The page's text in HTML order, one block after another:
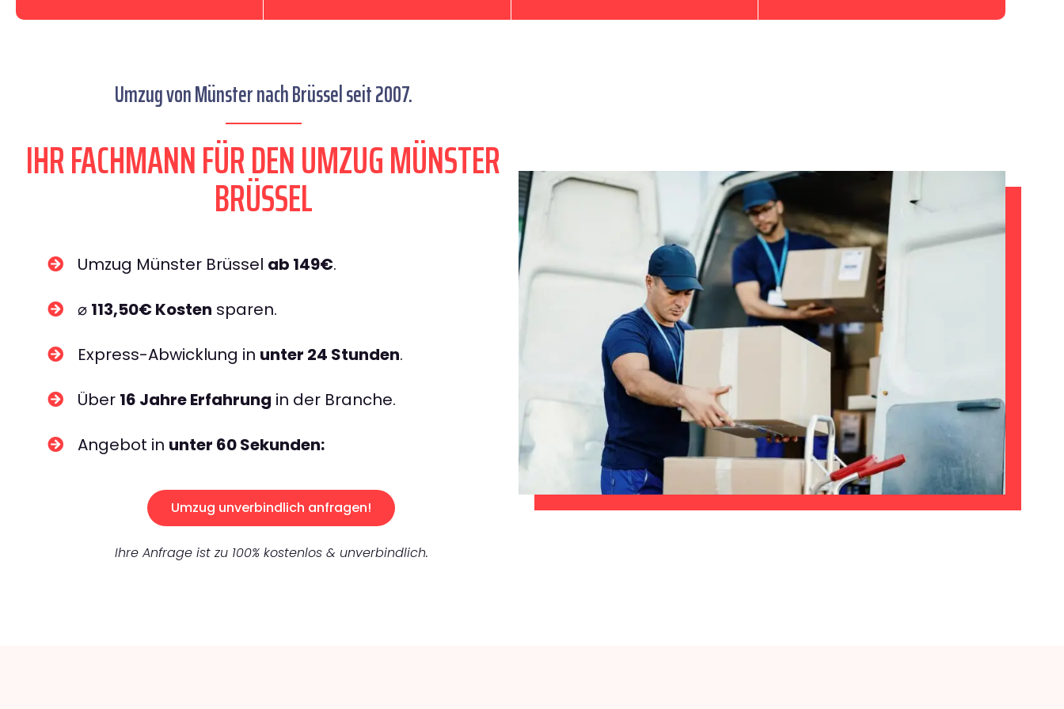
Umzug von Münster nach Brüssel seit 2007.
IHR FACHMANN FÜR DEN UMZUG MÜNSTER
BRÜSSEL
Umzug Münster Brüssel ab 149€.
⌀ 113,50€ Kosten sparen.
Express-Abwicklung in unter 24 Stunden.
Über 16 Jahre Erfahrung in der Branche.
Angebot in unter 60 Sekunden:
Umzug unverbindlich anfragen!
Ihre Anfrage ist zu 100% kostenlos & unverbindlich.